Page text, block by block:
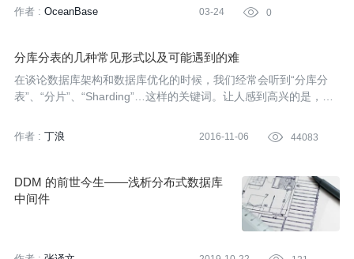
作者 : OceanBase 03-24  0
分库分表的几种常见形式以及可能遇到的难
在谈论数据库架构和数据库优化的时候，我们经常会听到“分库分
表”、“分片”、“Sharding”…这样的关键词。让人感到高兴的是，这
方面也面临着一些挑战。让人感到担忧的是，他们系统真的就需
要“分库分表”了吗？“分库分表”有那么容易实践吗？为此，笔者整理
解决思路和建议。
作者 : 丁浪 2016-11-06  44083
DDM 的前世今生——浅析分布式数据库
中间件